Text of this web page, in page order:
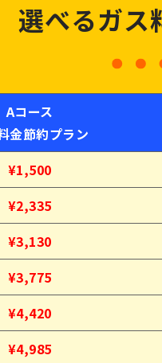
選べるガス
Aコース
金節約プラン
¥1,500
¥2,335
¥3,130
¥3,775
¥4,420
¥4,985